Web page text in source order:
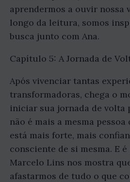
aprendermos a ouvir nossa
longo da leitura, somos
busca junto com Ana.
Capítulo 5: A Jornada de
Após vivenciar tantas
transformadoras, chega o
iniciar sua jornada de volta
não é mais a mesma
está mais forte, mais
consciente de si mesma. E é
Marcelo Lins nos mostra
afastarmos de tudo o que